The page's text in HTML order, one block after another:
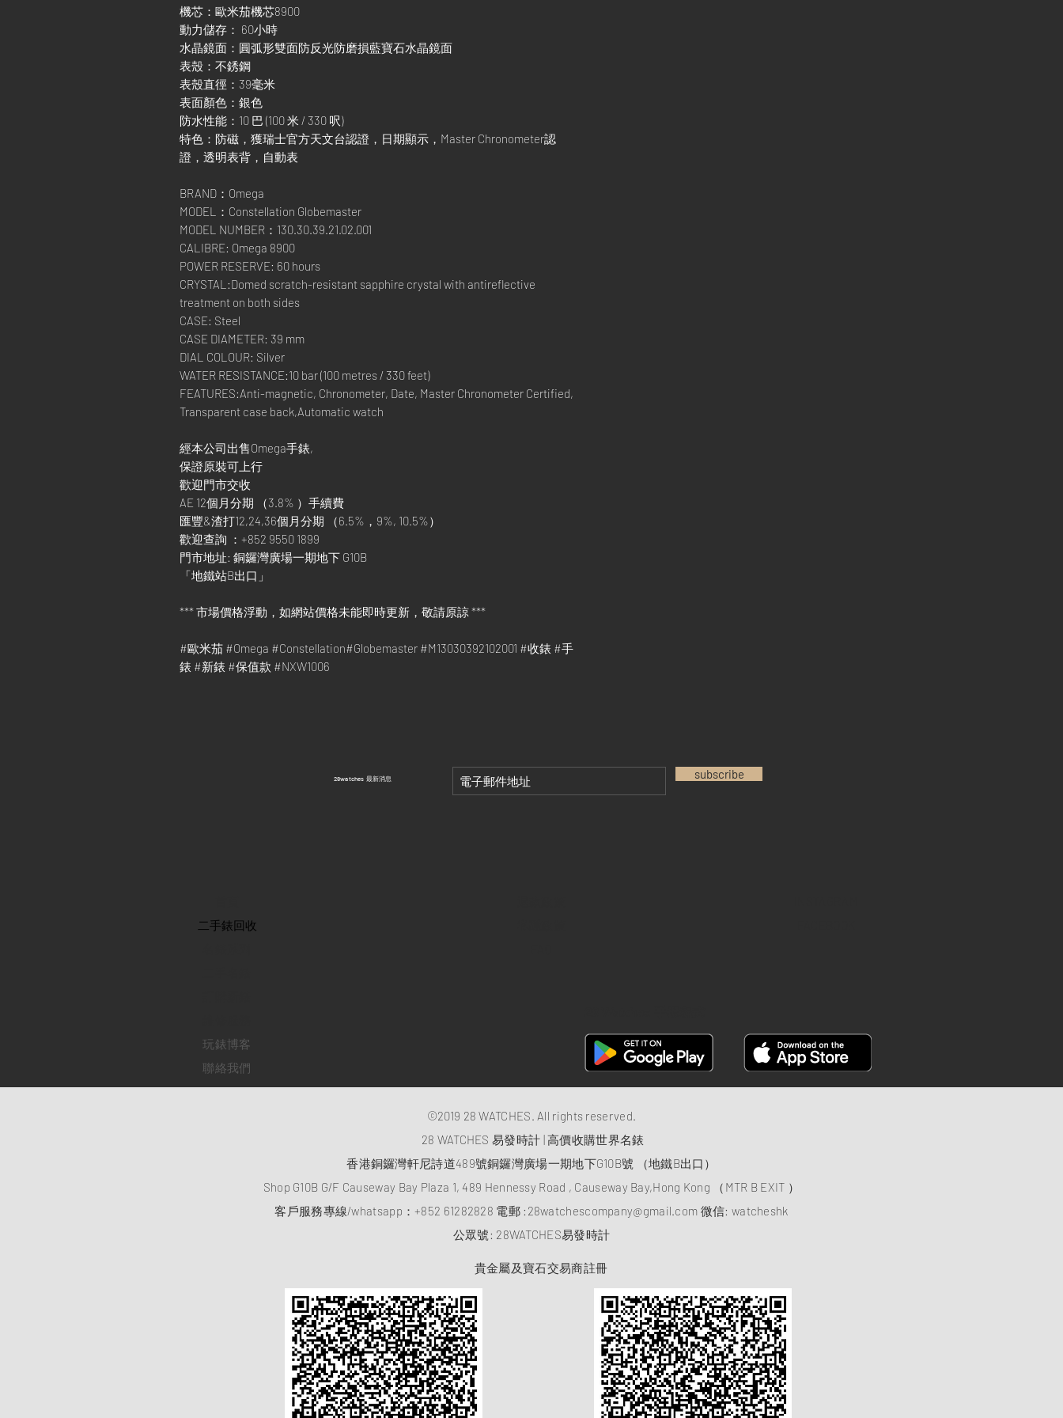
機芯：歐米茄機芯8900
動力儲存： 60小時
水晶鏡面：圓弧形雙面防反光防磨損藍寶石水晶鏡面
表殼：不銹鋼
表殼直徑：39毫米
表面顏色：銀色
防水性能：10 巴 (100 米 / 330 呎)
特色：防磁，獲瑞士官方天文台認證，日期顯示，Master Chronometer認
證，透明表背，自動表
BRAND：Omega
MODEL：Constellation Globemaster
MODEL NUMBER：130.30.39.21.02.001
CALIBRE: Omega 8900
POWER RESERVE: 60 hours
CRYSTAL:Domed scratch-resistant sapphire crystal with antireflective
treatment on both sides
CASE: Steel
CASE DIAMETER: 39 mm
DIAL COLOUR: Silver
WATER RESISTANCE:10 bar (100 metres / 330 feet)
FEATURES:Anti-magnetic, Chronometer, Date, Master Chronometer Certified,
Transparent case back,Automatic watch
經本公司出售Omega手錶,
保證原裝可上行
歡迎門市交收
AE 12個月分期 （3.8% ）手續費
匯豐&渣打12,24,36個月分期 （6.5%，9%, 10.5%）
歡迎查詢 ：+852 9550 1899
門市地址: 銅鑼灣廣場一期地下 G10B
「地鐵站B出口」
*** 市場價格浮動，如網站價格未能即時更新，敬請原諒 ***
#歐米茄 #Omega #Constellation#Globemaster #M13030392102001 #收錶 #手
錶 #新錶 #保值款 #NXW1006
​28watches 最新消息 subscribe
​二手錶回收
玩錶博客
聯絡我們
©2019 28 WATCHES. All rights reserved.
28 WATCHES 易發時計 | 高價收購世界名錶
香港銅鑼灣軒尼詩道489號銅鑼灣廣場一期地下G10B號 （地鐵B出口）
Shop G10B G/F Causeway Bay Plaza 1, 489 Hennessy Road , Causeway Bay,Hong Kong （MTR B EXIT ）
客戶服務專線/whatsapp：+852 61282828 電郵 : 28watchescompany@gmail.com 微信: watcheshk
​公眾號: 28WATCHES易發時計
貴金屬及寶石交易商註冊